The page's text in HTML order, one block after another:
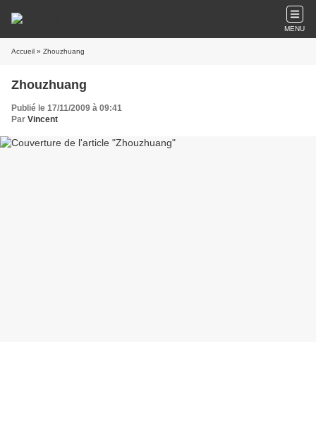
MENU
Accueil » Zhouzhuang
Zhouzhuang
Publié le 17/11/2009 à 09:41
Par Vincent